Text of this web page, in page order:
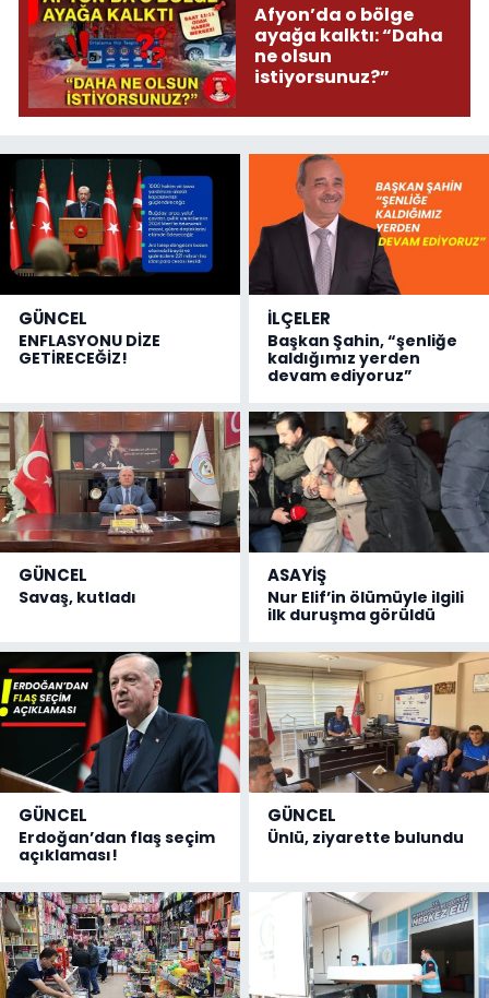
Afyon’da o bölge
ayağa kalktı: “Daha
ne olsun
istiyorsunuz?”
GÜNCEL
ENFLASYONU DİZE
GETİRECEĞİZ!
İLÇELER
Başkan Şahin, “şenliğe
kaldığımız yerden
devam ediyoruz”
GÜNCEL
Savaş, kutladı
ASAYİŞ
Nur Elif’in ölümüyle ilgili
ilk duruşma görüldü
GÜNCEL
Erdoğan’dan flaş seçim
açıklaması!
GÜNCEL
Ünlü, ziyarette bulundu